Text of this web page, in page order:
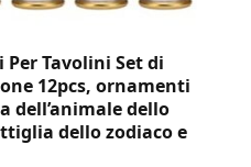
Tavolini Set di
12pcs, ornamenti
dell’animale dello
dello zodiaco e